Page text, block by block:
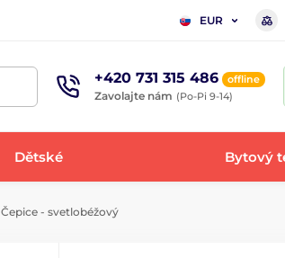
EUR
+420 731 315 486 offline
Zavolajte nám (Po-Pi 9-14)
Dětské Bytový
Čepice - svetlobéžový